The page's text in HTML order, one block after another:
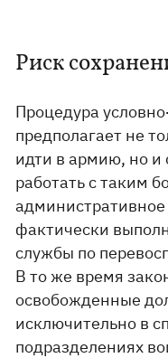
Риск
Процедура
предполагает не
идти в армию, но и
работать с таким
фактически
службы по
В то же время
освобожденные
исключительно в
подразделениях